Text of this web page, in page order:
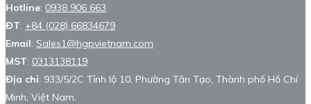
Hotline: 0938 906 663
ĐT: +84 (028) 66834679
Email: Sales1@hgpvietnam.com
MST: 0313138119
Địa chỉ: 933/5/2C Tỉnh lộ 10, Phường Tân Tạo, Thành phố Hồ Chí
Minh, Việt Nam.